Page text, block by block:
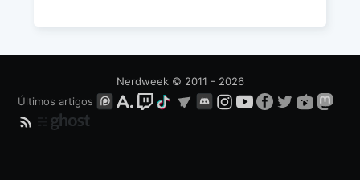
Nerdweek© 2011 - 2026
Últimos artigos